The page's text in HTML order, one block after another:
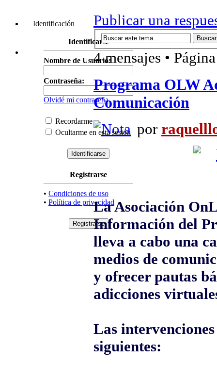
Identificación
Identificarse
Nombre de Usuario:
Contraseña:
Olvidé mi contraseña
Recordarme
Ocultarme en esta sesión
Registrarse
• Condiciones de uso
• Política de privacidad
Publicar una
4 mensajes •
Programa OLW
Comunicación
por
La Asociación
Información del
lleva a cabo una
medios de
y ofrecer pautas
adicciones
Las
siguientes: